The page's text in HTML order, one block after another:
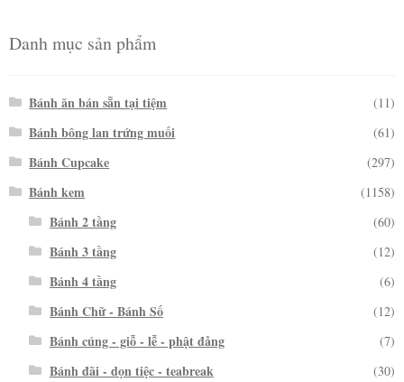
Danh mục sản phẩm
Bánh ăn bán sẵn tại tiệm (11)
Bánh bông lan trứng muối (61)
Bánh Cupcake (297)
Bánh kem (1158)
Bánh 2 tầng (60)
Bánh 3 tầng (12)
Bánh 4 tầng (6)
Bánh Chữ - Bánh Số (12)
Bánh cúng - giỗ - lễ - phật đảng (7)
Bánh đãi - dọn tiệc - teabreak (30)